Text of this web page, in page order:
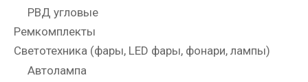
РВД угловые
Ремкомплекты
Светотехника (фары, LED фары, фонари, лампы)
Автолампа